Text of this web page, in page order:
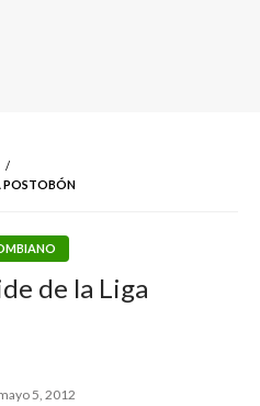
POSTOBÓN
de la Liga
5, 2012